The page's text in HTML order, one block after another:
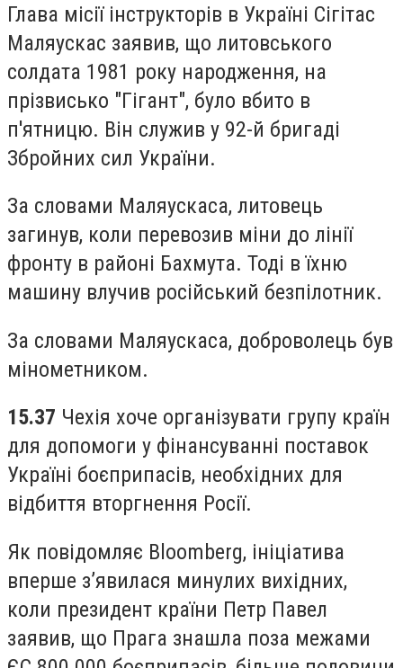
Глава місії інструкторів в Україні Сігітас
Маляускас заявив, що литовського
солдата 1981 року народження, на
прізвисько "Гігант", було вбито в
п'ятницю. Він служив у 92-й бригаді
Збройних сил України.
За словами Маляускаса, литовець
загинув, коли перевозив міни до лінії
фронту в районі Бахмута. Тоді в їхню
машину влучив російський безпілотник.
За словами Маляускаса, доброволець був
мінометником.
15.37 Чехія хоче організувати групу країн
для допомоги у фінансуванні поставок
Україні боєприпасів, необхідних для
відбиття вторгнення Росії.
Як повідомляє Bloomberg, ініціатива
вперше з’явилася минулих вихідних,
коли президент країни Петр Павел
заявив, що Прага знашла поза межами